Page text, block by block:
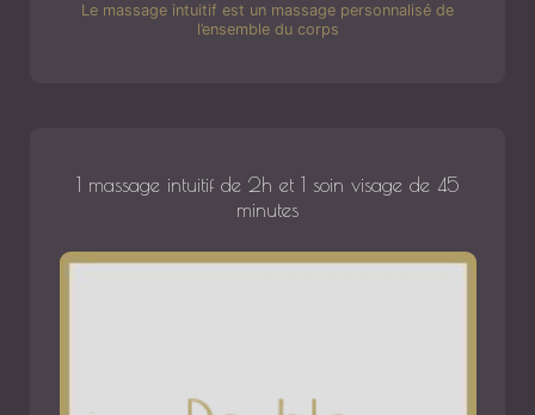
Le massage intuitif est un massage personnalisé de
l’ensemble du corps
1 massage intuitif de 2h et 1 soin visage de 45
minutes